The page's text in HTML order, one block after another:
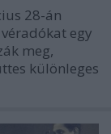
28-án
egy
meg,
különleges